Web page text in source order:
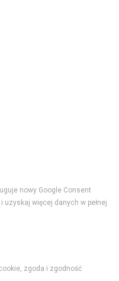
nowy Google Consent
uzyskaj więcej danych w pełnej
zgoda i zgodność